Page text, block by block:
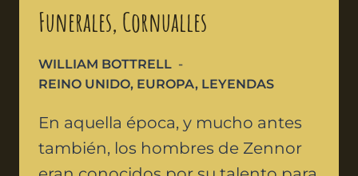
Funerales, Cornualles
WILLIAM BOTTRELL
REINO UNIDO, EUROPA, LEYENDAS
En aquella época, y mucho antes
también, los hombres de Zennor